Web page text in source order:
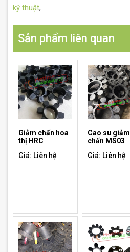
kỹ thuật,
Sản phẩm liên quan
Giảm chấn hoa
thị HRC
Giá: Liên hệ
Cao su giảm
chấn MS03
Giá: Liên hệ